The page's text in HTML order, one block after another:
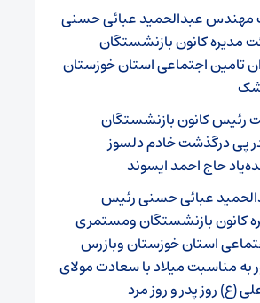
مهندس عبدالحمید عبائی حسنی
مدیره کانون بازنشستگان
تامین اجتماعی استان خوزستان
رئیس کانون بازنشستگان
پی درگذشت خادم دلسوز
حاج احمد ایسوند
عبائی حسنی رئیس
کانون بازنشستگان ومستمری
استان خوزستان وبازرس
به مناسبت میلاد با سعادت مولای
(ع) روز پدر و روز مرد